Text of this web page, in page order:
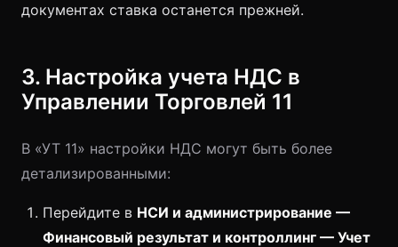
документах ставка останется прежней.
3. Настройка учета НДС в
Управлении Торговлей 11
В «УТ 11» настройки НДС могут быть более
детализированными:
Перейдите в НСИ и администрирование —
Финансовый результат и контроллинг — Учет